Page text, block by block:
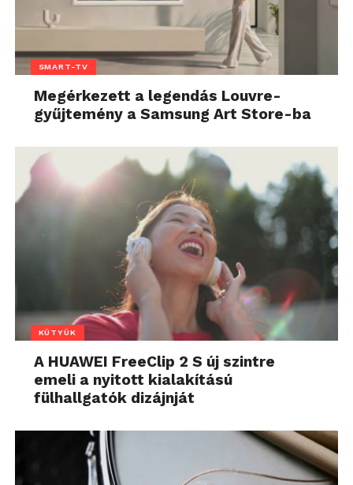
SMART-TV
Megérkezett a legendás Louvre-
gyűjtemény a Samsung Art Store-ba
KÜTYÜK
A HUAWEI FreeClip 2 S új szintre
emeli a nyitott kialakítású
fülhallgatók dizájnját